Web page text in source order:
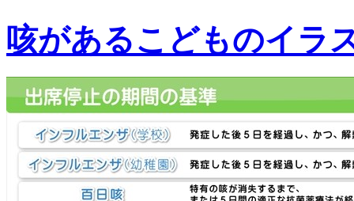
咳があるこどものイラ